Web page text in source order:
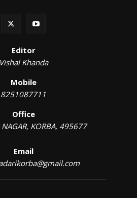
Editor
Vishal Khanda
Mobile
8251087711
Office
NAGAR, KORBA, 495677
Email